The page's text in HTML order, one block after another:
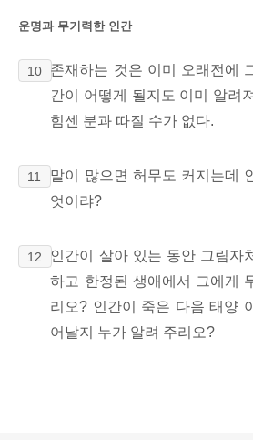
운명과 무기력한 인간
10 존재하는 것은 이미 오래전에
간이
어떻게 될지도 이미 알려
힘센 분과 따질 수가 없다.
11
말이 많으면 허무도 커지는데
엇이랴?
12 인간이 살아 있는 동안 그림자
하고 한정된 생애에서 그에게
리오? 인간이 죽은 다음 태양
어날지 누가 알려 주리오?